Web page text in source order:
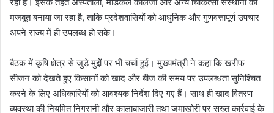
रही है। इसके तहत अस्पतालों, मेडिकल कॉलेजों और अन्य चिकित्सा संस्थानों को
मजबूत बनाया जा रहा है, ताकि प्रदेशवासियों को आधुनिक और गुणवत्तापूर्ण उपचार
अपने राज्य में ही उपलब्ध हो सके।
बैठक में कृषि क्षेत्र से जुड़े मुद्दों पर भी चर्चा हुई। मुख्यमंत्री ने कहा कि खरीफ
सीजन को देखते हुए किसानों को खाद और बीज की समय पर उपलब्धता सुनिश्चित
करने के लिए अधिकारियों को आवश्यक निर्देश दिए गए हैं। साथ ही खाद वितरण
व्यवस्था की नियमित निगरानी और कालाबाजारी तथा जमाखोरी पर सख्त कार्रवाई के